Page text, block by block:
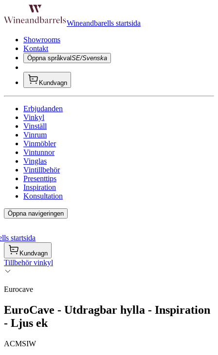
Wineandbarells startsida
Showrooms
Kontakt
Öppna språkvalSE/Svenska
Kundvagn
Erbjudanden
Vinkyl
Vinställ
Vinrum
Vinmöbler
Vintunnor
Vinglas
Vintillbehör
Presenttips
Inspiration
Konsultation
Öppna navigeringen
startsida
Kundvagn
Tillbehör vinkyl
Eurocave
EuroCave - Utdragbar hylla - Inspiration
- Ljus ek
ACMSIW